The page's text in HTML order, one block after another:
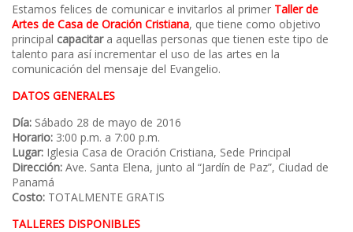
Estamos felices de comunicar e invitarlos al primer Taller de
Artes de Casa de Oración Cristiana, que tiene como objetivo
principal capacitara aquellas personas que tienen este tipo de
talento para así incrementar el uso de las artes en la
comunicación del mensaje del Evangelio.
DATOS GENERALES
Día: Sábado 28 de mayo de 2016
Horario: 3:00 p.m. a 7:00 p.m.
Lugar: Iglesia Casa de Oración Cristiana, Sede Principal
Dirección: Ave. Santa Elena, junto al “Jardín de Paz”, Ciudad de
Panamá
Costo: TOTALMENTE GRATIS
TALLERES DISPONIBLES